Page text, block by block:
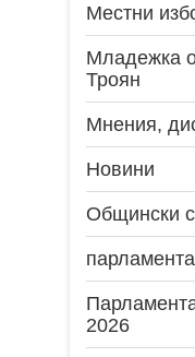
Местни
Младежка
Троян
Мнения,
Новини
Общински
2026